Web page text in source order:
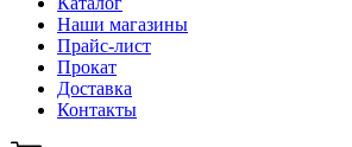
Наши магазины
Прайс-лист
Прокат
Доставка
Контакты